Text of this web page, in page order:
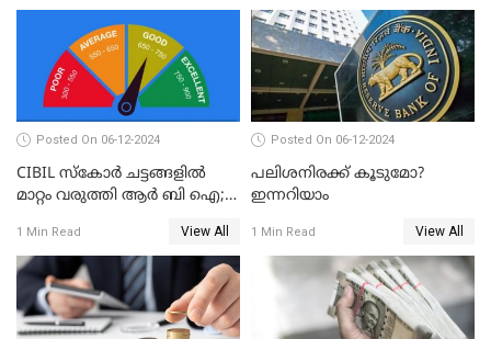
Posted On 06-12-2024
CIBIL സ്കോർ ചട്ടങ്ങളിൽ
മാറ്റം വരുത്തി ആർ ബി ഐ;
ലോൺ എടുത്തവരും
അറിഞ്ഞിരിക്കേണ്ട
കാര്യങ്ങൾ
1 Min Read View All
Posted On 06-12-2024
പലിശനിരക്ക് കൂടുമോ?
ഇന്നറിയാം
1 Min Read View All